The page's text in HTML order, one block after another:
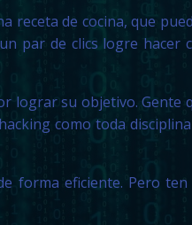
receta de cocina, que
par de clics logre hacer
lograr su objetivo. Gente
como toda
forma eficiente. Pero ten